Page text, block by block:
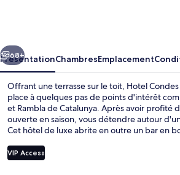
Suivant
68+
PrésentationChambresEmplacement
Offrant une terrasse sur le toit, Hotel
place à quelques pas de points d'intérêt
et Rambla de Catalunya. Après avoir profité
ouverte en saison, vous détendre autour
Cet hôtel de luxe abrite en outre un bar en
remportent un franc succès auprès des
L'hébergement se situe à une très courte
VIP Access